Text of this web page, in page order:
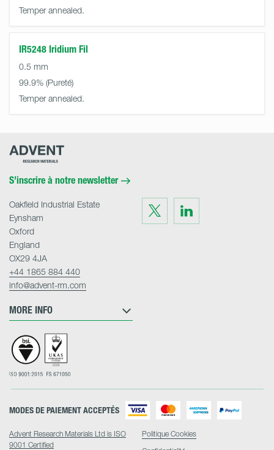
Temper annealed.
IR5248 Iridium Fil
0.5 mm
99.9%
Temper annealed.
Advent
S’inscrire à notre newsletter
Visit
us
on
Twitter
Visit
on
LinkedIn
MORE INFO
Oakfield Industrial Estate
Eynsham
Oxford
England
OX29 4JA
+44 1865 884 440
info@advent-rm.com
Advent Research Materials Ltd is ISO
9001 Certified
MODES DE PAIEMENT ACCEPTÉS
Politique Cookies